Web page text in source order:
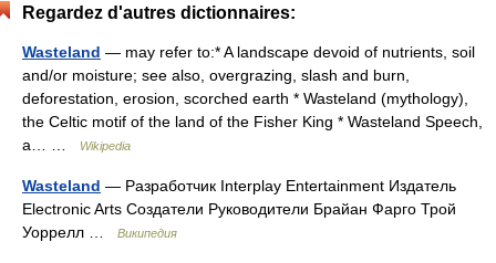
Regardez d'autres dictionnaires:
Wasteland — may refer to:* A landscape devoid of nutrients, soil
and/or moisture; see also, overgrazing, slash and burn,
deforestation, erosion, scorched earth * Wasteland (mythology),
the Celtic motif of the land of the Fisher King * Wasteland Speech,
a… …
Wikipedia
Wasteland — Разработчик Interplay Entertainment Издатель
Electronic Arts Создатели Руководители Брайан Фарго Трой
Уоррелл …
Википедия